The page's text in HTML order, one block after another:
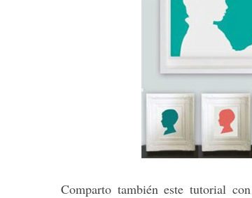
Comparto también este tutorial